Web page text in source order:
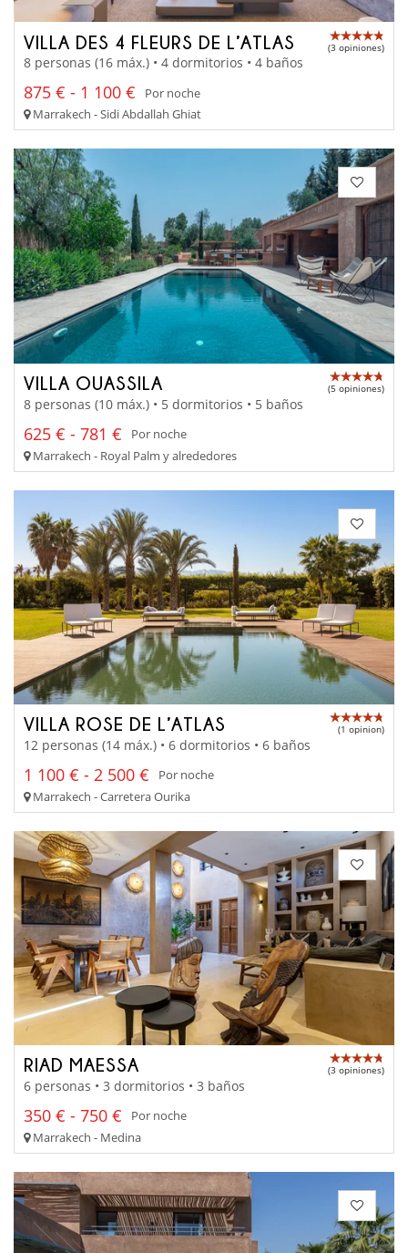
VILLA DES 4 FLEURS DE L’ATLAS (3 opiniones)
8 personas (16 máx.) • 4 dormitorios • 4 baños
875 € - 1 100 €
Por noche
Marrakech - Sidi Abdallah Ghiat
VILLA OUASSILA (5 opiniones)
8 personas (10 máx.) • 5 dormitorios • 5 baños
625 € - 781 €
Por noche
Marrakech - Royal Palm y alrededores
VILLA ROSE DE L’ATLAS (1 opinion)
12 personas (14 máx.) • 6 dormitorios • 6 baños
1 100 € - 2 500 €
Por noche
Marrakech - Carretera Ourika
RIAD MAESSA (3 opiniones)
6 personas • 3 dormitorios • 3 baños
350 € - 750 €
Por noche
Marrakech - Medina